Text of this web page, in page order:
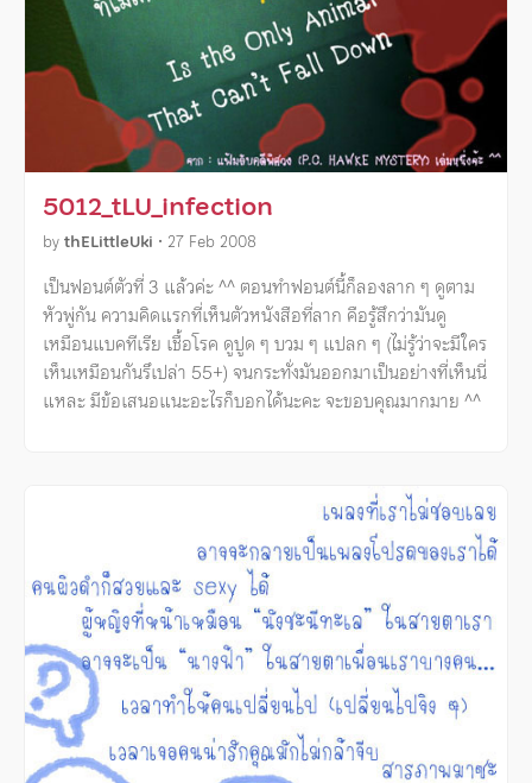
5012_tLU_infection
bythELittleUki • 27 Feb 2008
เป็นฟอนต์ตัวที่ 3 แล้วค่ะ ^^ ตอนทําฟอนต์นี้ก็ลองลาก ๆ ดูตาม
หัวพู่กัน ความคิดแรกที่เห็นตัวหนังสือที่ลาก คือรู้สึกว่ามันดู
เหมือนแบคทีเรีย เชื้อโรค ดูปูด ๆ บวม ๆ แปลก ๆ (ไม่รู้ว่าจะมีใคร
เห็นเหมือนกันรึเปล่า 55+) จนกระทั่งมันออกมาเป็นอย่างที่เห็นนี่
แหละ มีข้อเสนอแนะอะไรก็บอกได้นะคะ จะขอบคุณมากมาย ^^